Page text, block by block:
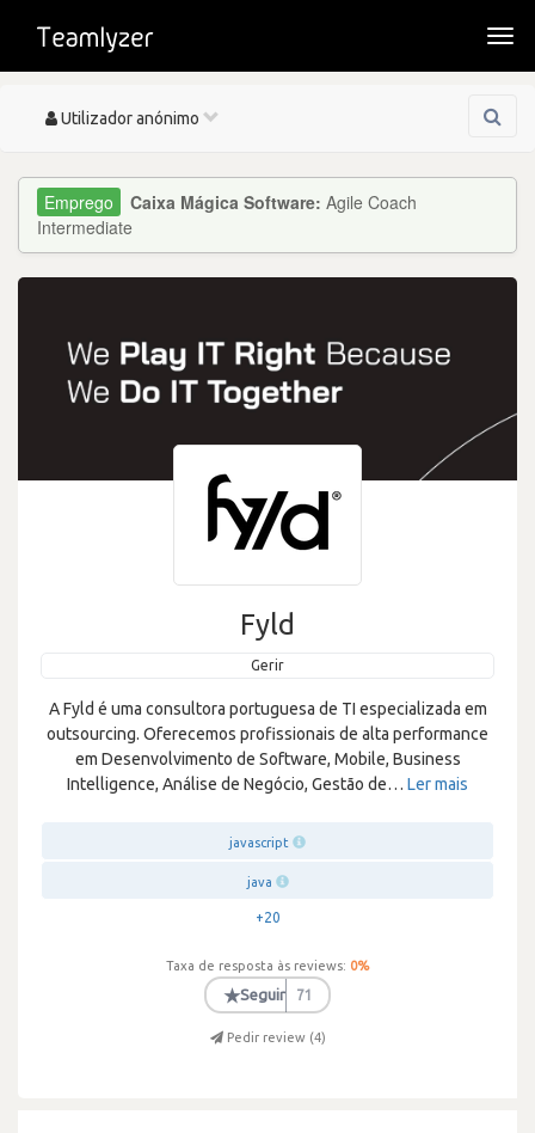
Toggle
Utilizador anónimo
Caixa Mágica Software: Agile Coach
Intermediate
Fyld
Gerir
A Fyld é uma consultora portuguesa de TI especializada em
outsourcing. Oferecemos profissionais de alta performance
em Desenvolvimento de Software, Mobile, Business
Intelligence, Análise de Negócio, Gestão de… Ler mais
javascript
java
+20
Taxa de resposta às reviews: 0%
★Seguir 71
Pedir review (4)